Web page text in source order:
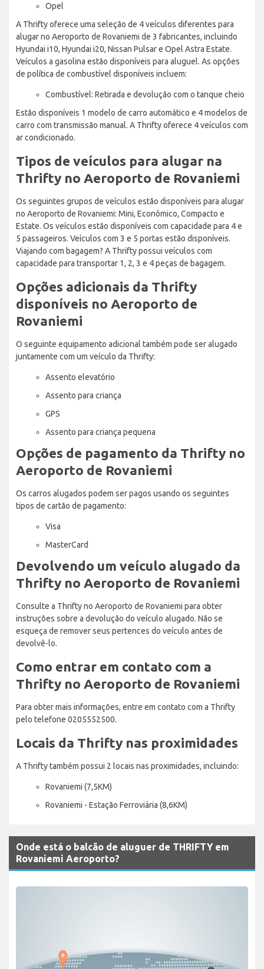
Opel
A Thrifty oferece uma seleção de 4 veículos diferentes para
alugar no Aeroporto de Rovaniemi de 3 fabricantes, incluindo
Hyundai i10, Hyundai i20, Nissan Pulsar e Opel Astra Estate.
Veículos a gasolina estão disponíveis para aluguel. As opções
de política de combustível disponíveis incluem:
Combustível: Retirada e devolução com o tanque cheio
Estão disponíveis 1 modelo de carro automático e 4 modelos de
carro com transmissão manual. A Thrifty oferece 4 veículos com
ar condicionado.
Tipos de veículos para alugar na
Thrifty no Aeroporto de Rovaniemi
Os seguintes grupos de veículos estão disponíveis para alugar
no Aeroporto de Rovaniemi: Mini, Econômico, Compacto e
Estate. Os veículos estão disponíveis com capacidade para 4 e
5 passageiros. Veículos com 3 e 5 portas estão disponíveis.
Viajando com bagagem? A Thrifty possui veículos com
capacidade para transportar 1, 2, 3 e 4 peças de bagagem.
Opções adicionais da Thrifty
disponíveis no Aeroporto de
Rovaniemi
O seguinte equipamento adicional também pode ser alugado
juntamente com um veículo da Thrifty:
Assento elevatório
Assento para criança
GPS
Assento para criança pequena
Opções de pagamento da Thrifty no
Aeroporto de Rovaniemi
Os carros alugados podem ser pagos usando os seguintes
tipos de cartão de pagamento:
Visa
MasterCard
Devolvendo um veículo alugado da
Thrifty no Aeroporto de Rovaniemi
Consulte a Thrifty no Aeroporto de Rovaniemi para obter
instruções sobre a devolução do veículo alugado. Não se
esqueça de remover seus pertences do veículo antes de
devolvê-lo.
Como entrar em contato com a
Thrifty no Aeroporto de Rovaniemi
Para obter mais informações, entre em contato com a Thrifty
pelo telefone 0205552500.
Locais da Thrifty nas proximidades
A Thrifty também possui 2 locais nas proximidades, incluindo:
Rovaniemi (7,5KM)
Rovaniemi - Estação Ferroviária (8,6KM)
Onde está o balcão de aluguer de THRIFTY em
Rovaniemi Aeroporto?